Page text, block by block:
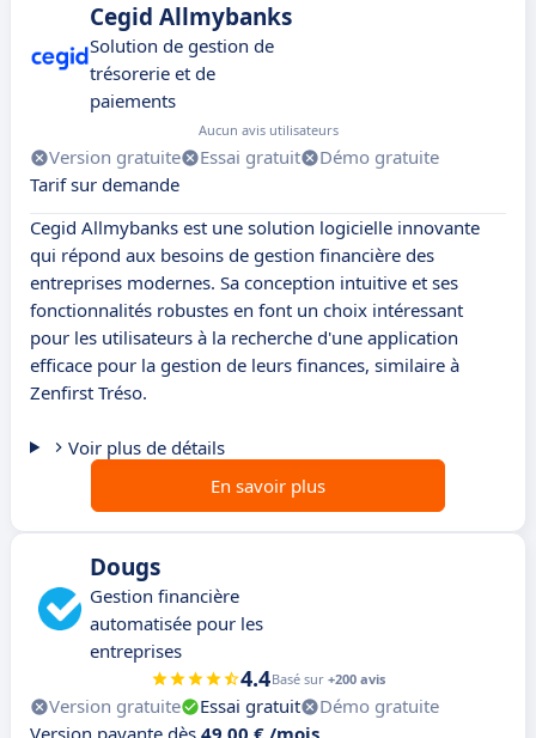
Cegid Allmybanks
Solution de gestion de
trésorerie et de
paiements
Aucun avis utilisateurs
Version gratuite Essai gratuit
Démo gratuite
Tarif sur demande
Cegid Allmybanks est une solution logicielle innovante
qui répond aux besoins de gestion financière des
entreprises modernes. Sa conception intuitive et ses
fonctionnalités robustes en font un choix intéressant
pour les utilisateurs à la recherche d'une application
efficace pour la gestion de leurs finances, similaire à
Zenfirst Tréso.
Voir plus de détails
En savoir plus
Dougs
Gestion financière
automatisée pour les
entreprises
4.4Basé sur +200 avis
Version gratuite Essai gratuit
Démo gratuite